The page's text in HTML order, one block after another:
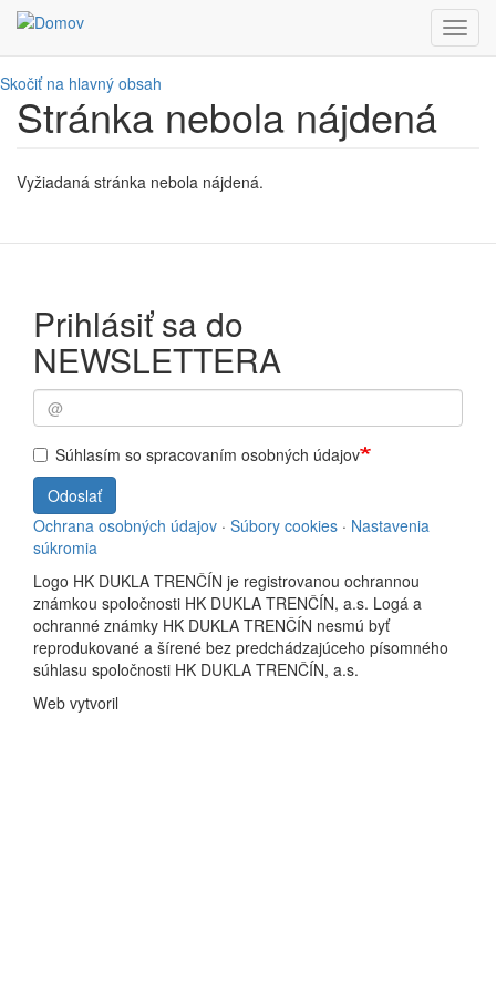
Skočiť na hlavný obsah
Stránka nebola nájdená
Vyžiadaná stránka nebola nájdená.
Prihlásiť sa do
NEWSLETTERA
Súhlasím so spracovaním osobných údajov
Odoslať
Ochrana osobných údajov · Súbory cookies · Nastavenia
súkromia
Logo HK DUKLA TRENČÍN je registrovanou ochrannou
známkou spoločnosti HK DUKLA TRENČÍN, a.s. Logá a
ochranné známky HK DUKLA TRENČÍN nesmú byť
reprodukované a šírené bez predchádzajúceho písomného
súhlasu spoločnosti HK DUKLA TRENČÍN, a.s.
Web vytvoril